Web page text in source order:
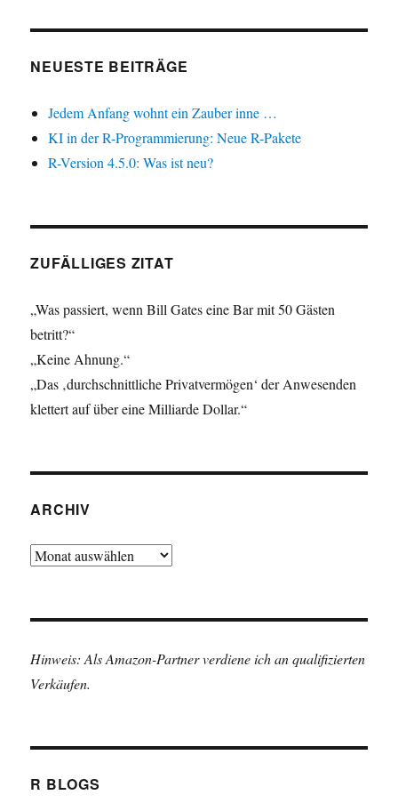
NEUESTE BEITRÄGE
Jedem Anfang wohnt ein Zauber inne …
KI in der R-Programmierung: Neue R-Pakete
R-Version 4.5.0: Was ist neu?
ZUFÄLLIGES ZITAT
„Was passiert, wenn Bill Gates eine Bar mit 50 Gästen
betritt?“
„Keine Ahnung.“
„Das ‚durchschnittliche Privatvermögen‘ der Anwesenden
klettert auf über eine Milliarde Dollar.“
ARCHIV
Archiv
Hinweis: Als Amazon-Partner verdiene ich an qualifizierten
Verkäufen.
R BLOGS